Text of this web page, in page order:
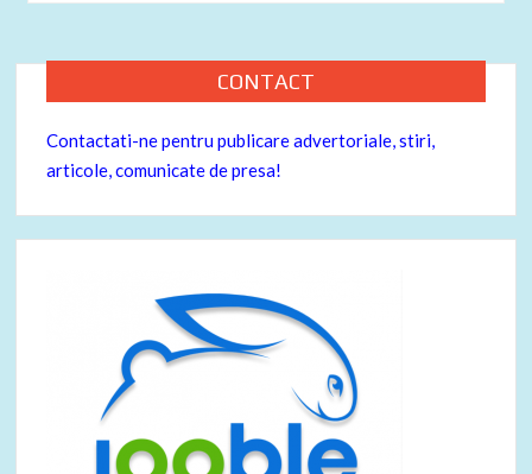
CONTACT
Contactati-ne pentru publicare advertoriale, stiri,
articole, comunicate de presa!